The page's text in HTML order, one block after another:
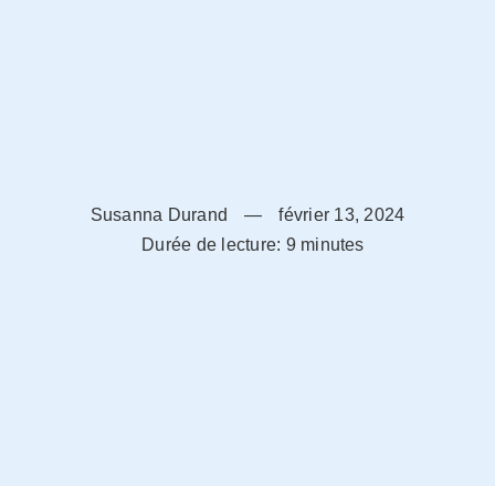
Susanna Durand —
février 13, 2024
Durée de lecture: 9 minutes